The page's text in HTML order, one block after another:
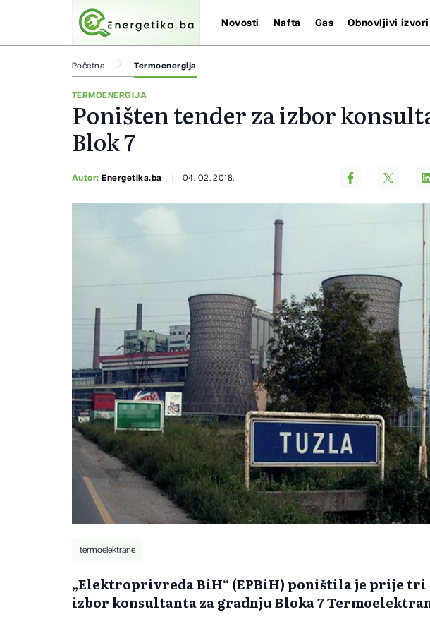
Novosti Nafta Gas Obnovljivi izvori
Početna Termoenergija
TERMOENERGIJA
Poništen tender za izbor
Blok 7
Autor:Energetika.ba 04. 02. 2018.
termoelektrane
„Elektroprivreda BiH“ (EPBiH) poništila je prije tri
izbor konsultanta za gradnju Bloka 7